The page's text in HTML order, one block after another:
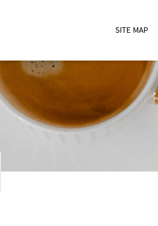
SITE MAP